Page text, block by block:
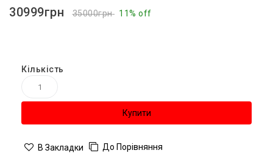
30999грн 35000грн 11% off
Кількість
Купити
В Закладки До Порівняння